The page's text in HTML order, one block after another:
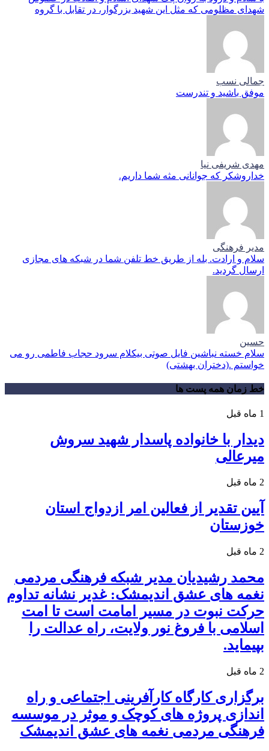
شهدای مظلومی که مثل این شهید بزرگوار، در تقابل با گروه
جمالی نسب
موفق باشید و تندرست
مهدی شریفی نیا
خداروشکر که جوانانی مثه شما داریم.
مدیر فرهنگی
سلام و ارادت. بله از طریق خط تلفن شما در شبکه های مجازی
ارسال گردید.
حسین
سلام خسته نباشین فایل صوتی بیکلام سرود حجاب فاطمی رو می
خواستم .(دختران بهشتی)
خط زمان همه پست ها
1 ماه قبل
دیدار با خانواده پاسدار شهید سروش
میرعالی
2 ماه قبل
آیین تقدیر از فعالین امر ازدواج استان
خوزستان
2 ماه قبل
محمد رشیدیان مدیر شبکه فرهنگی مردمی
نغمه های عشق اندیمشک: غدیر نشانه تداوم
حرکت نبوت در مسیر امامت است تا امت
اسلامی با فروغ نور ولایت، راه عدالت را
بپیماید.
2 ماه قبل
برگزاری کارگاه کارآفرینی اجتماعی و راه
اندازی پروژه های کوچک و موثر در موسسه
فرهنگی مردمی نغمه های عشق اندیمشک